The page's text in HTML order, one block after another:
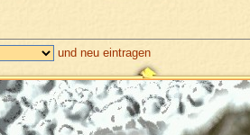
und neu eintragen